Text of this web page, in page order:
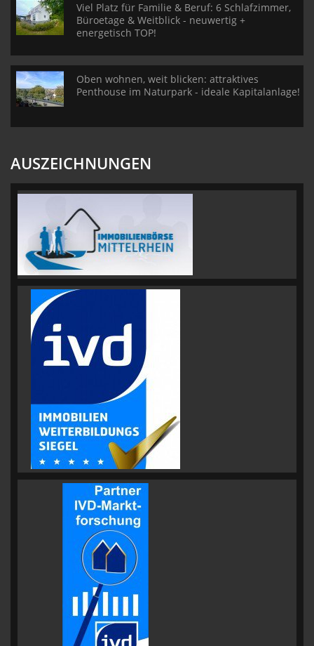
Viel Platz für Familie & Beruf: 6 Schlafzimmer,
Büroetage & Weitblick - neuwertig +
energetisch TOP!
Oben wohnen, weit blicken: attraktives
Penthouse im Naturpark - ideale Kapitalanlage!
AUSZEICHNUNGEN